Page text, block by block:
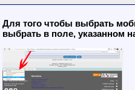
Для того чтобы выбрать
выбрать в поле, указанном